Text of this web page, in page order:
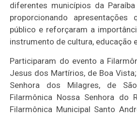
diferentes municípios da
proporcionando apresentações
público e reforçaram a
instrumento de cultura, educação
Participaram do evento a
Jesus dos Martírios, de Boa
Senhora dos Milagres, de
Filarmônica Nossa Senhora do
Filarmônica Municipal Santo